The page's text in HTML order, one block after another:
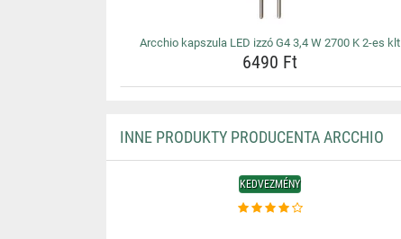
Arcchio kapszula LED izzó G4 3,4 W 2700 K 2-es klt
6490 Ft
INNE PRODUKTY PRODUCENTA ARCCHIO
KEDVEZMÉNY